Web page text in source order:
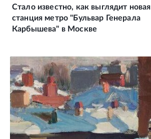
Стало известно, как выглядит новая
станция метро "Бульвар Генерала
Карбышева" в Москве